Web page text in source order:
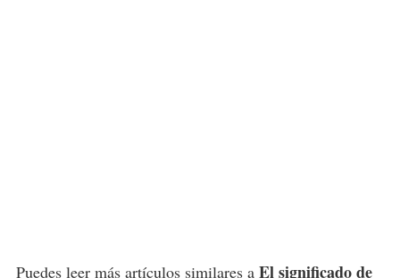
Puedes leer más artículos similares a El significado de